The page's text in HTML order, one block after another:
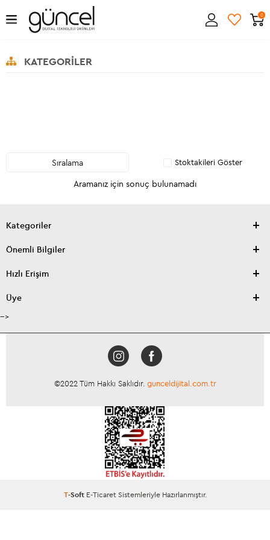
0
KATEGORILER
Sıralama Stoktakileri Göster
Aramanız için sonuç bulunamadı
Kategoriler
Önemli Bilgiler
Hızlı Erişim
Üye
-->
©2022 Tüm Hakkı Saklıdır. gunceldijital.com.tr
T-Soft E-TicaretSistemleriyle Hazırlanmıştır.